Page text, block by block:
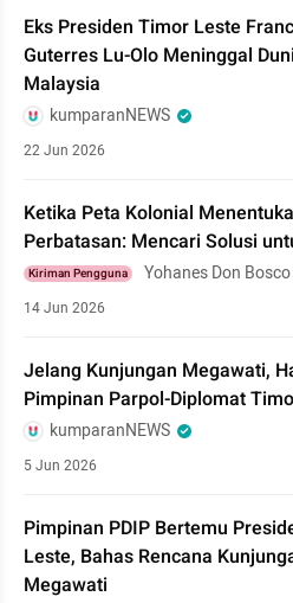
Eks Presiden Timor Leste
Guterres Lu-Olo Meninggal
Malaysia
kumparanNEWS
22 Jun 2026
Ketika Peta Kolonial
Perbatasan: Mencari Solusi
Kiriman Pengguna
Yohanes Don
14 Jun 2026
Jelang Kunjungan Megawati,
Pimpinan Parpol-Diplomat
kumparanNEWS
5 Jun 2026
Pimpinan PDIP Bertemu
Leste, Bahas Rencana
Megawati